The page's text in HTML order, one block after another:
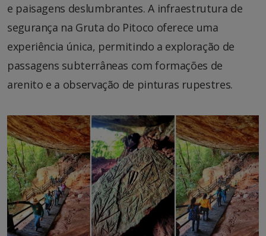
e paisagens deslumbrantes. A infraestrutura de
segurança na Gruta do Pitoco oferece uma
experiência única, permitindo a exploração de
passagens subterrâneas com formações de
arenito e a observação de pinturas rupestres.